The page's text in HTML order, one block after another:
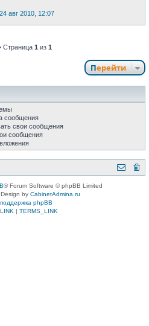
24 авг 2010, 12:07
Страница 1 из 1
Перейти
сообщения
свои сообщения
сообщения
® Forum Software © phpBB Limited
by CabinetAdmina.ru
phpBB
| TERMS_LINK